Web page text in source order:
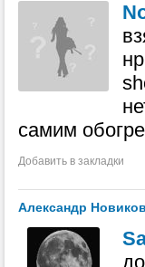
самим
Добавить в закладки
Александр Новиков